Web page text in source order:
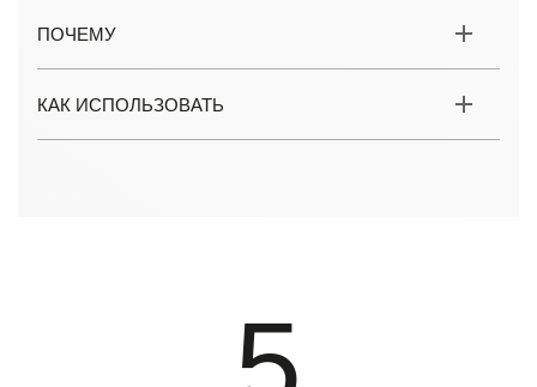
ПОЧЕМУ
КАК ИСПОЛЬЗОВАТЬ